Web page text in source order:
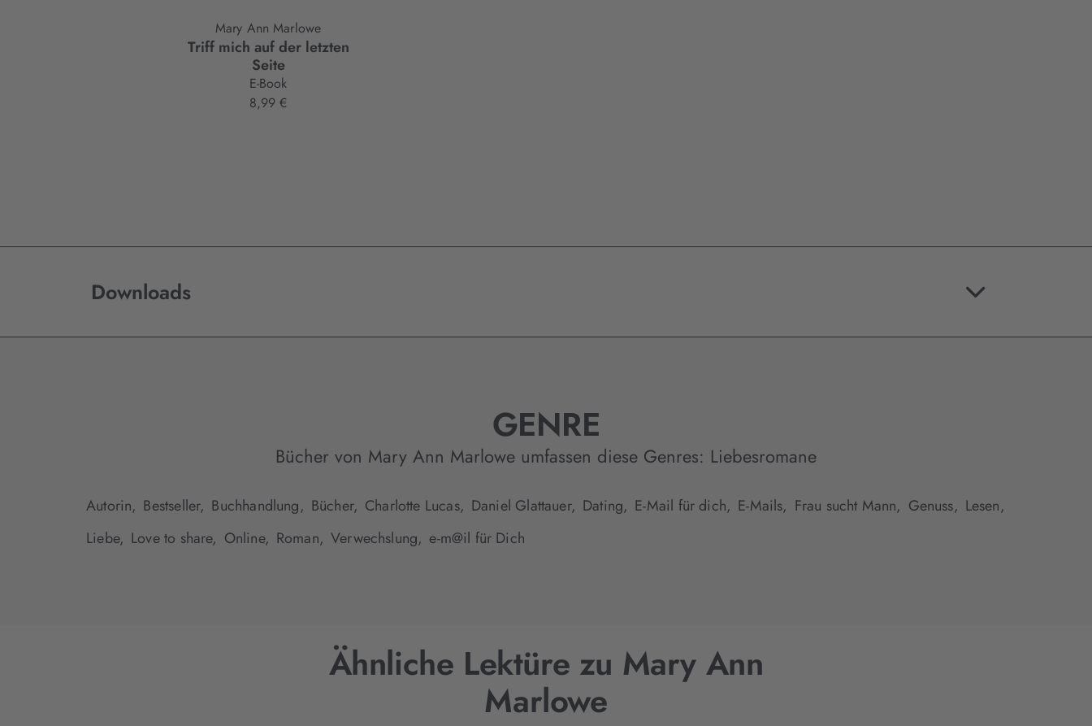
Mary Ann Marlowe
Triff mich auf der letzten
Seite
E-Book
8,99 €
Downloads
GENRE
Bücher von Mary Ann Marlowe umfassen diese Genres: Liebesromane
Autorin, Bestseller, Buchhandlung, Bücher, Charlotte Lucas, Daniel Glattauer, Dating, E-Mail für dich, E-Mails, Frau sucht Mann, Genuss, Lesen,
Liebe, Love to share, Online, Roman, Verwechslung, e-m@il für Dich
Ähnliche Lektüre zu Mary Ann
Marlowe